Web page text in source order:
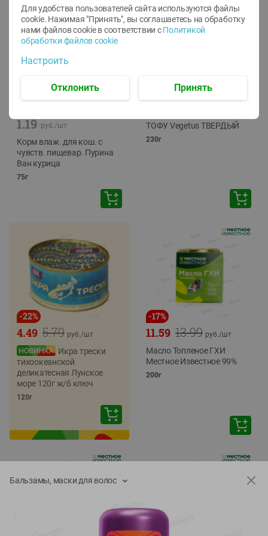
1.19 руб./шт
Корм влаж. для кош. с
чувств. пищевар. Пурина
Ван курица
75г
ТОФУ Vegetus ТВЕРДЫЙ
230г
-22%
5.79
4.49 руб./шт
Икра трески
тихоокеанской
деликатесная Лунское
море 120г ж/б ключ
120г
-17%
13.99
11.59 руб./шт
Масло Топленое ГХИ
Местное Известное 99%
200г
Бальзамы, маски для волос
Для удобства пользователей сайта используются файлы
cookie. Нажимая "Принять", вы соглашаетесь на обработку
нами файлов cookie в соответствии с Политикой
обработки файлов cookie
Настроить
Отклонить Принять